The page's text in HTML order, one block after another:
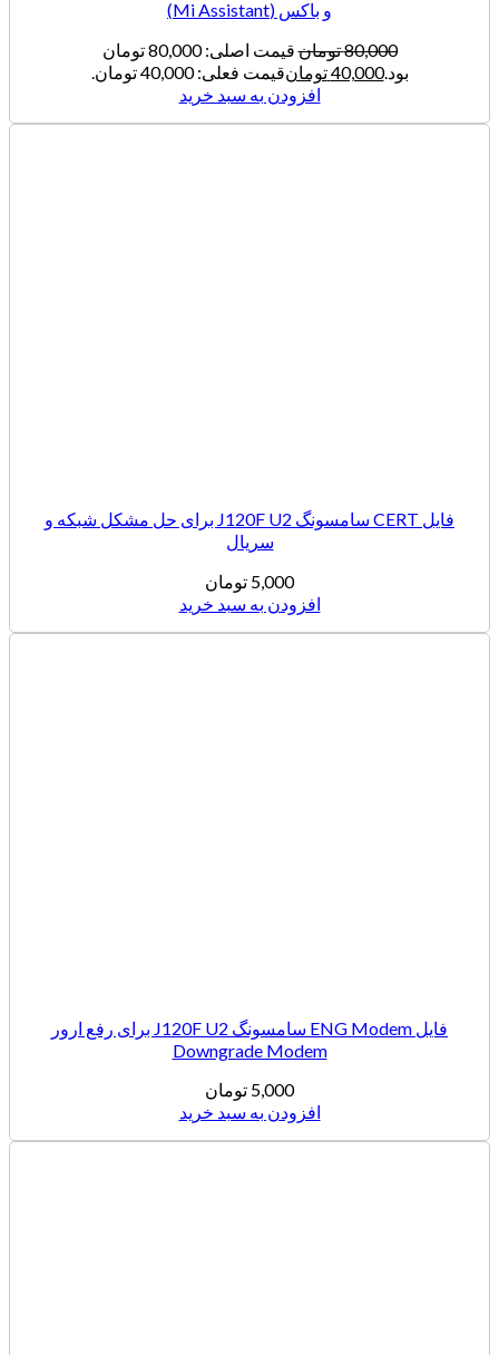
و باکس (Mi Assistant)
80,000تومان
قیمت اصلی: 80,000 تومان
بود.40,000تومانقیمت فعلی: 40,000 تومان.
افزودن به سبد خرید
فایل CERT سامسونگ J120F U2 برای حل مشکل شبکه و
سریال
5,000تومان
افزودن به سبد خرید
فایل ENG Modem سامسونگ J120F U2 برای رفع ارور
Downgrade Modem
5,000تومان
افزودن به سبد خرید